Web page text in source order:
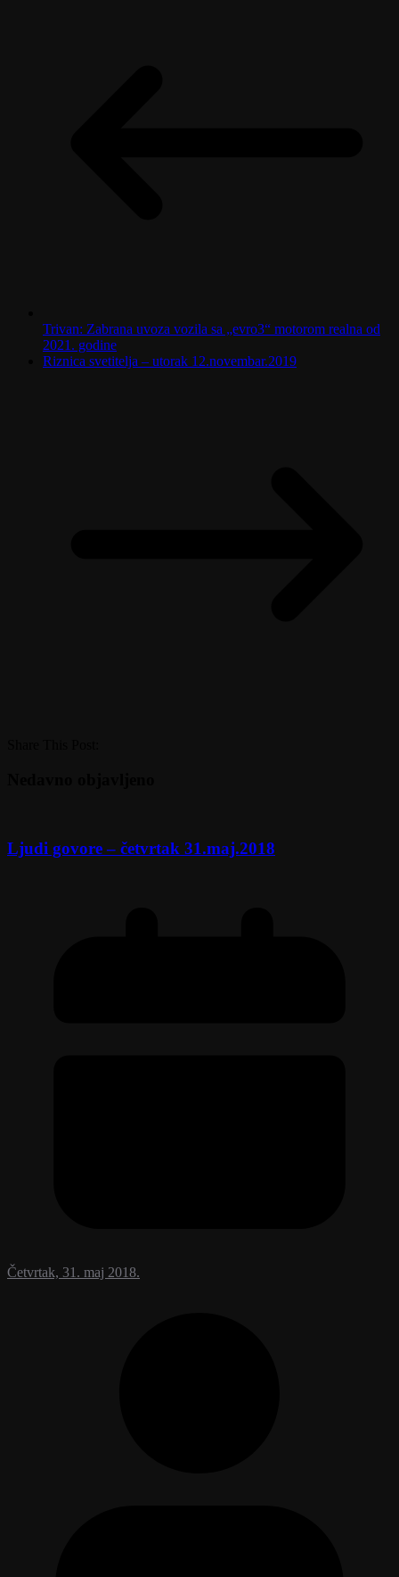
Trivan: Zabrana uvoza vozila sa „evro3“ motorom realna od
2021. godine
Riznica svetitelja – utorak 12.novembar.2019
Ljudi govore – četvrtak 31.maj.2018
Četvrtak, 31. maj 2018.